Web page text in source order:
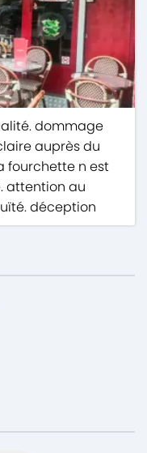
dommage
auprès du
fourchette n est
attention au
déception